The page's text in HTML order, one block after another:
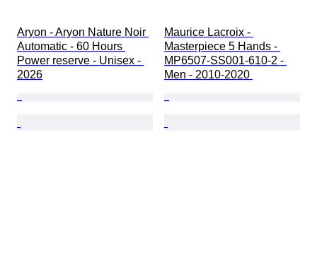
Aryon - Aryon Nature Noir
Automatic - 60 Hours
Power reserve - Unisex -
2026
Maurice Lacroix -
Masterpiece 5 Hands -
MP6507-SS001-610-2 -
Men - 2010-2020